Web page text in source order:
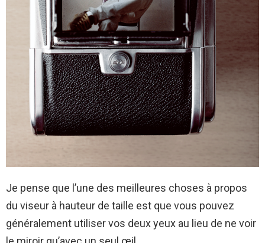
Je pense que l’une des meilleures choses à propos
du viseur à hauteur de taille est que vous pouvez
généralement utiliser vos deux yeux au lieu de ne voir